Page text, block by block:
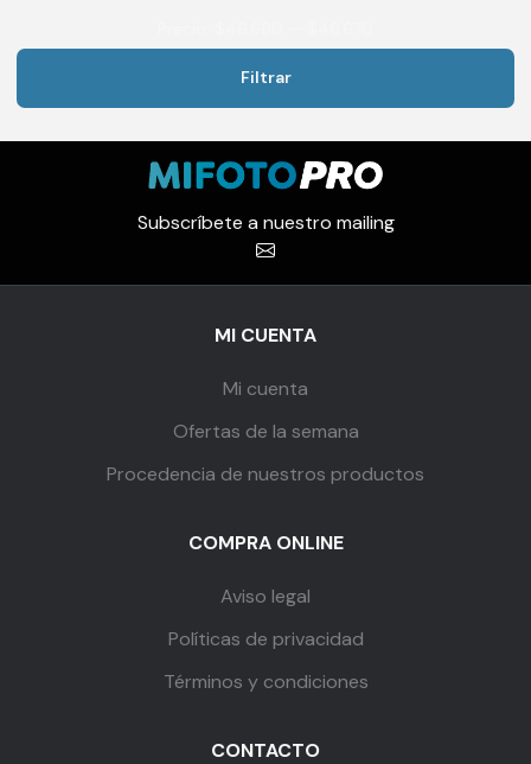
Filtrar
Subscríbete a nuestro mailing
MI CUENTA
Mi cuenta
Ofertas de la semana
Procedencia de nuestros productos
COMPRA ONLINE
Aviso legal
Políticas de privacidad
Términos y condiciones
CONTACTO